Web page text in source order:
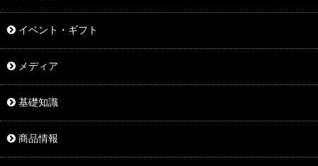
イベント・ギフト
メディア
基礎知識
商品情報